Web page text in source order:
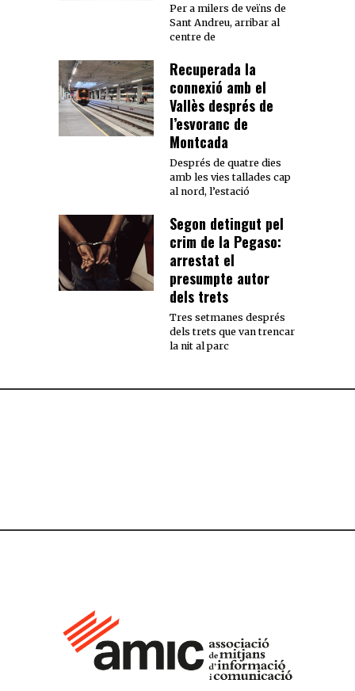
Per a milers de veïns de
Sant Andreu, arribar al
centre de
Recuperada la
connexió amb el
Vallès després de
l’esvoranc de
Montcada
Després de quatre dies
amb les vies tallades cap
al nord, l’estació
Segon detingut pel
crim de la Pegaso:
arrestat el
presumpte autor
dels trets
Tres setmanes després
dels trets que van trencar
la nit al parc